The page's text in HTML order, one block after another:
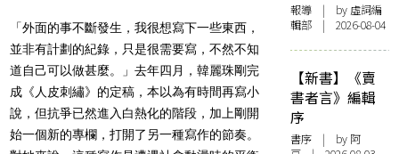
「外面的事不斷發生，我很想寫下一些東西，
並非有計劃的紀錄，只是很需要寫，不然不知
道自己可以做甚麼。」去年四月，韓麗珠剛完
成《人皮刺繡》的定稿，本以為有時間再寫小
說，但抗爭已然進入白熱化的階段，加上剛開
始一個新的專欄，打開了另一種寫作的節奏。
報導 | by 虛詞編
輯部 | 2026-08-04
【新書】《賣
書者言》編輯
序
書序 | by 阿